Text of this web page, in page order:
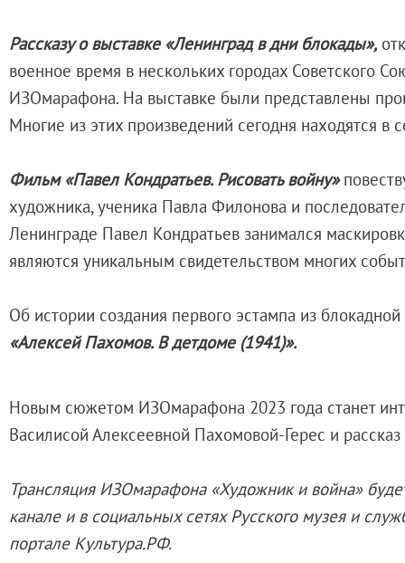
Лекции и абонементы
Лекции
Программы и мероприятия
Социально-культурные проекты
Для СМИ
Дирекция
Корпус Бенуа
Михайловский (Инженерный) замок
Строгановский дворец
Домик Петра I
Летний дворец Петра I
Рассказуо выставке «Ленинград в дни блокады»,
военное время в нескольких городах Советского
ИЗОмарафона. На выставке были представлены
Многие из этих произведений сегодня находятся в
Фильм «Павел Кондратьев. Рисовать войну»
художника, ученика Павла Филонова и
Ленинграде Павел Кондратьев занимался
являются уникальным свидетельством многих
Об истории создания первого эстампа из
«Алексей Пахомов. В детдоме (1941)».
Новым сюжетом ИЗОмарафона 2023 года станет
Василисой Алексеевной Пахомовой-Герес и
Трансляция ИЗОмарафона «Художник и война»
канале и в социальных сетях Русского музея и
портале Культура.РФ.